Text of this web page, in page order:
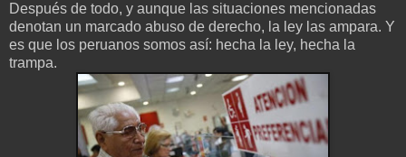
Después de todo, y aunque las situaciones mencionadas
denotan un marcado abuso de derecho, la ley las ampara. Y
es que los peruanos somos así: hecha la ley, hecha la
trampa.